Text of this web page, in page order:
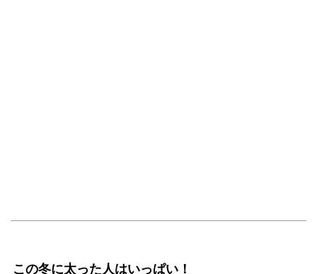
この冬に太った人はいっぱい！